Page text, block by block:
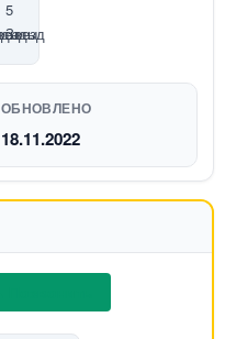
ОБНОВЛЕНО
18.11.2022